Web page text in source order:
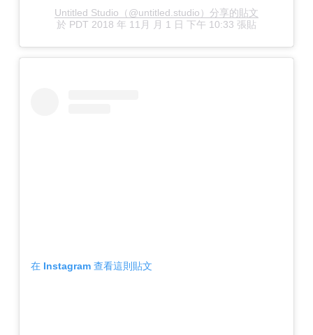
Untitled Studio（@untitled.studio）分享的貼文
於 PDT 2018 年 11月 月 1 日 下午 10:33 張貼
在 Instagram 查看這則貼文